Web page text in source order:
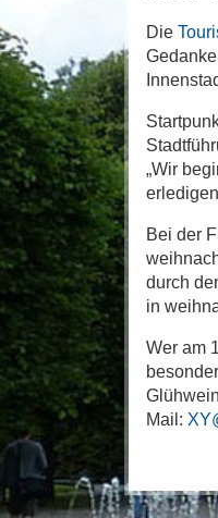
Die
„Wir
Bei der
durch
in
Wer am
Mail: